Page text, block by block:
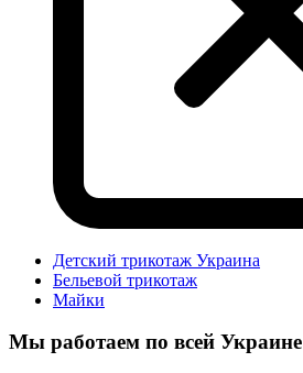
Детский трикотаж Украина
Бельевой трикотаж
Майки
Мы работаем по всей Украине